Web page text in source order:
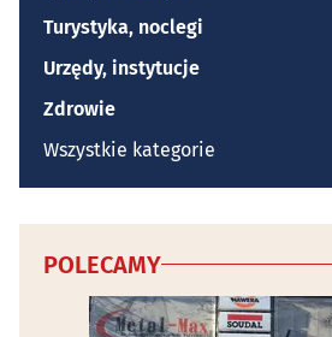
Turystyka, noclegi
Urzędy, instytucje
Zdrowie
Wszystkie kategorie
POLECAMY